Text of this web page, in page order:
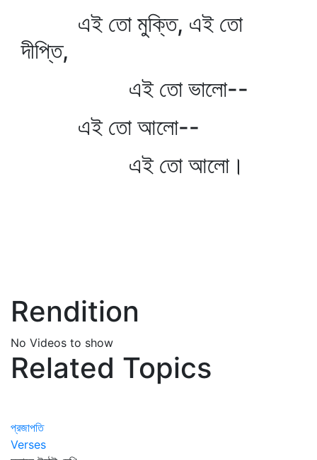
এই তো মুক্তি, এই তো
দীপ্তি,
এই তো ভালো--
এই তো আলো--
এই তো আলো।
Rendition
No Videos to show
Related Topics
প্রজাপতি
Verses